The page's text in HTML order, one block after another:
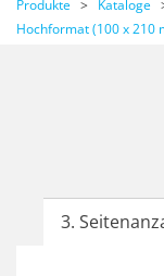
Produkte > Kataloge
Hochformat (100 x 210
3.